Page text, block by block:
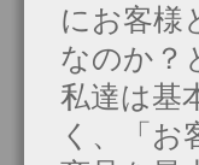
にお客様
なのか？
私達は基
く、「お